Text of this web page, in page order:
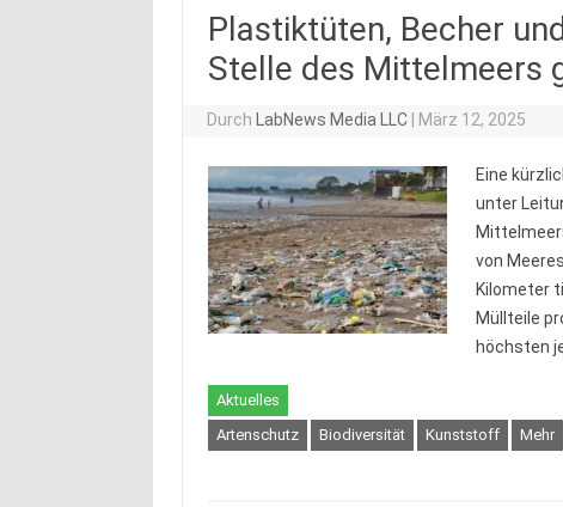
Plastiktüten, Becher
Stelle des Mittelmeers
Durch LabNews Media LLC März 12, 2025
Eine
unter
von
Kilometer
Müllteile
höchsten
Aktuelles
Artenschutz
Biodiversität Kunststoff Mehr